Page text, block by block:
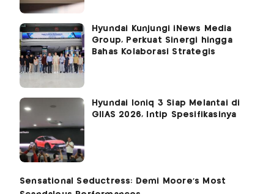
Hyundai Kunjungi iNews Media
Group, Perkuat Sinergi hingga
Bahas Kolaborasi Strategis
Hyundai Ioniq 3 Siap Melantai di
GIIAS 2026, Intip Spesifikasinya